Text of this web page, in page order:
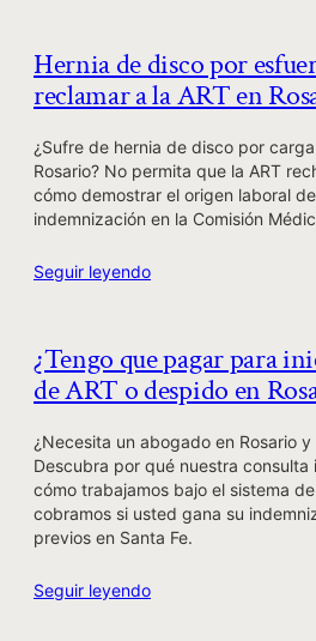
Hernia de disco por
reclamar a la ART en
¿Sufre de hernia de disco por
Rosario? No permita que la ART
cómo demostrar el origen laboral
indemnización en la Comisión
Seguir leyendo
¿Tengo que pagar para
de ART o despido en
¿Necesita un abogado en Rosario
Descubra por qué nuestra consulta
cómo trabajamos bajo el sistema
cobramos si usted gana su
previos en Santa Fe.
Seguir leyendo